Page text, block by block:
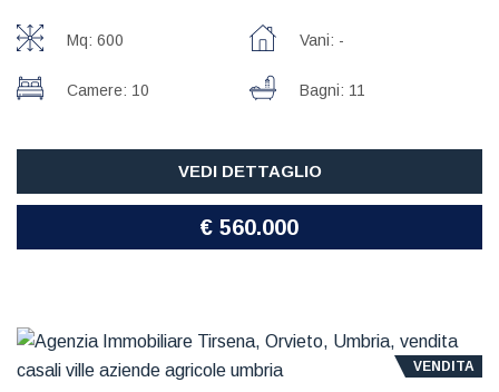
Mq: 600 Vani: -
Camere: 10 Bagni: 11
VEDI DETTAGLIO
€ 560.000
VENDITA